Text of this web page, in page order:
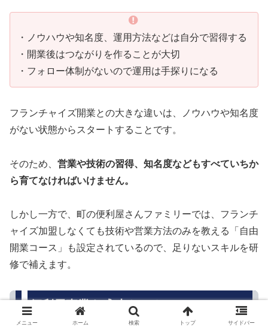
・ノウハウや知名度、運用方法などは自分で習得する
・開業後はつながりを作ることが大切
・フォロー体制がないので運用は手探りになる
フランチャイズ開業との大きな違いは、ノウハウや知名度
がない状態からスタートすることです。
そのため、 営業や技術の習得、知名度などもすべていちか
ら育てなければいけません。
しかし一方で、町の便利屋さんファミリーでは、フランチ
ャイズ加盟しなくても技術や営業方法のみを教える「自由
開業コース」も設定されているので、足りないスキルを研
修で補えます。
便利屋事業を成功させるには？
メニュー ホーム 検索 トップ サイドバー